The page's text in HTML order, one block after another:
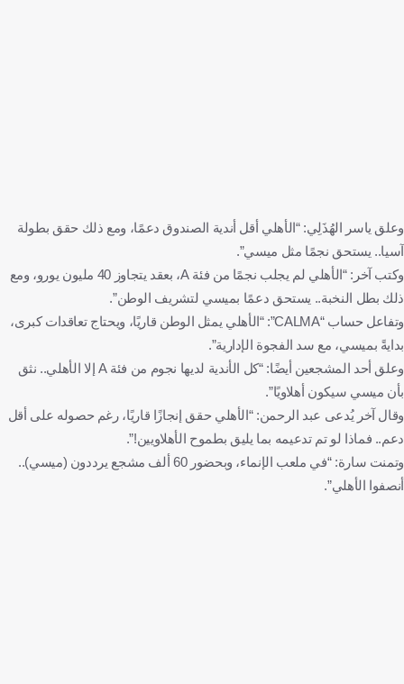
وعلق ياسر الهُذَلِي: “الأهلي أقل أندية الصندوق دعمًا، ومع ذلك حقق بطولة
آسيا.. يستحق نجمًا مثل ميسي”.
وكتب آخر: “الأهلي لم يجلب نجمًا من فئة A، بعقد يتجاوز 40 مليون يورو، ومع
ذلك بطل النخبة.. يستحق دعمًا بميسي لتشريف الوطن”.
وتفاعل حساب “CALMA”: “الأهلي يمثل الوطن قاريًا، ويحتاج تعاقدات كبرى،
بدايةً بميسي، مع سد الفجوة الإدارية”.
وعلق أحد المشجعين أيضًا: “كل الأندية لديها نجوم من فئة A إلا الأهلي.. نثق
بأن ميسي سيكون أهلاويًا”.
وقال آخر يُدعى عبد الرحمن: “الأهلي حقق إنجازًا قاريًا، رغم حصوله على أقل
دعم.. فماذا لو تم تدعيمه بما يليق بطموح الأهلاويين!”.
وتمنت سارة: “في ملعب الإنماء، وبحضور 60 ألف مشجع يرددون (ميسي)..
أنصفوا الأهلي”.